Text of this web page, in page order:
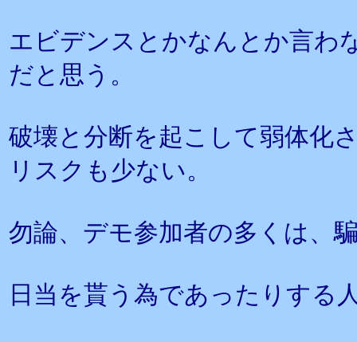
エビデンスとかなんとか言わ
だと思う。
破壊と分断を起こして弱体化
リスクも少ない。
勿論、デモ参加者の多くは、
日当を貰う為であったりする